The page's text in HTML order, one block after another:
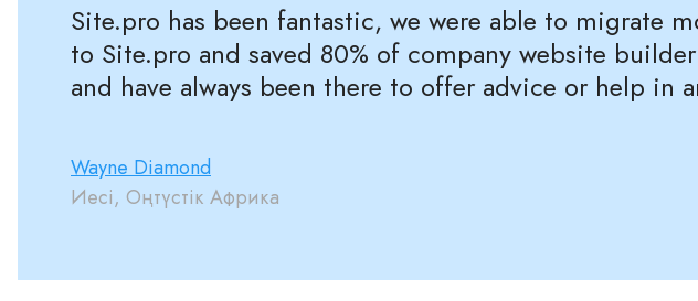
Site.pro has been fantastic, we were able to migrate
to Site.pro and saved 80% of company website
and have always been there to offer advice or help in
Wayne Diamond
Иесі, Оңтүстік Африка